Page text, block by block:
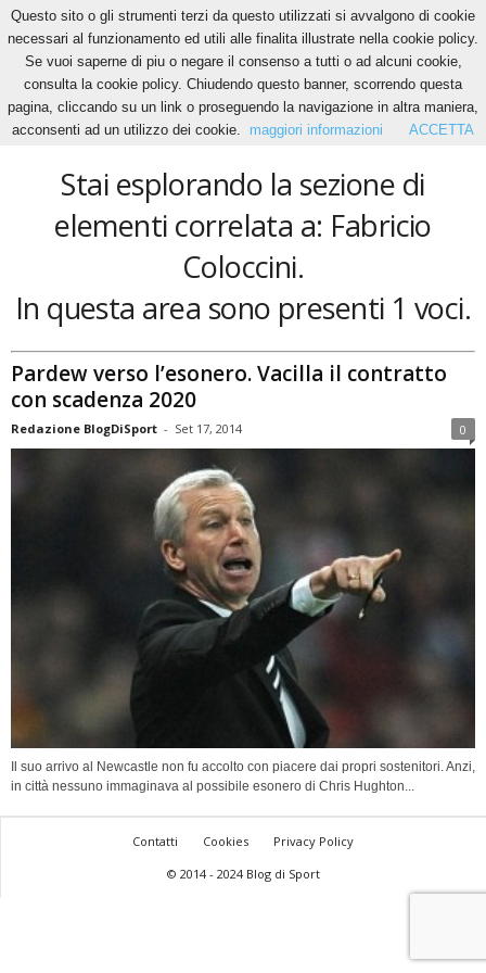
Home Tags Fabricio Coloccini
Fabricio Coloccini
Stai esplorando la sezione di
elementi correlata a: Fabricio
Coloccini.
In questa area sono presenti 1 voci.
Pardew verso l’esonero. Vacilla il contratto
con scadenza 2020
Redazione BlogDiSport - Set 17, 2014 0
Il suo arrivo al Newcastle non fu accolto con piacere dai propri sostenitori. Anzi,
in città nessuno immaginava al possibile esonero di Chris Hughton...
Contatti Cookies
Privacy Policy
© 2014 - 2024 Blog di Sport
Questo sito o gli strumenti terzi da questo utilizzati si avvalgono di cookie
necessari al funzionamento ed utili alle finalita illustrate nella cookie policy.
Se vuoi saperne di piu o negare il consenso a tutti o ad alcuni cookie,
consulta la cookie policy. Chiudendo questo banner, scorrendo questa
pagina, cliccando su un link o proseguendo la navigazione in altra maniera,
acconsenti ad un utilizzo dei cookie.
maggiori informazioni ACCETTA